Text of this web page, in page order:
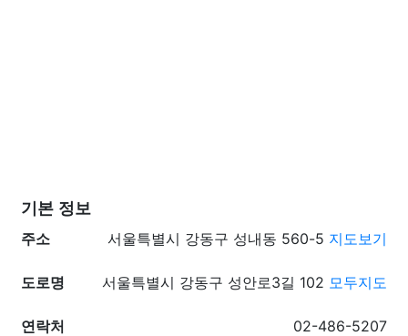
기본 정보
주소
서울특별시 강동구 성내동 560-5 지도보기
도로명 서울특별시 강동구 성안로3길 102 모두지도
연락처 02-486-5207